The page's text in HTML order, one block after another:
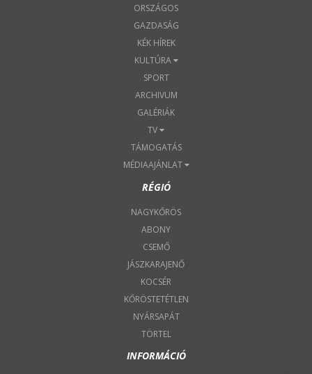
ORSZÁGOS
GAZDASÁG
KÉK HÍREK
KULTÚRA
SPORT
ARCHIVUM
GALÉRIÁK
TV
TÁMOGATÁS
MÉDIAAJÁNLAT
RÉGIÓ
NAGYKŐRÖS
ABONY
CSEMŐ
JÁSZKARAJENŐ
KOCSÉR
KŐRÖSTETÉTLEN
NYÁRSAPÁT
TÖRTEL
INFORMÁCIÓ